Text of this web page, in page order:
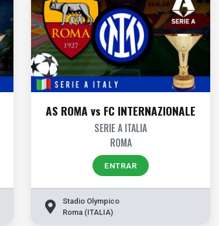
AS ROMA vs FC INTERNAZIONALE
SERIE A ITALIA
ROMA
ENTRAR
Stadio Olympico
Roma (ITALIA)